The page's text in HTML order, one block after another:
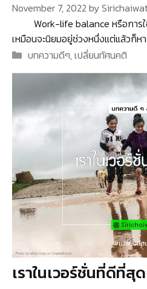
November 7, 2022 by
Work-life balance หรือการ
เหมือนจะนิยมอยู่ช่วงหนึ่งแต่แล้วก็ห
Categories
บทความดีๆ,เปลี่ยนทัศนคติ
เราในเวอร์ชั่นที่ดีที่สุด